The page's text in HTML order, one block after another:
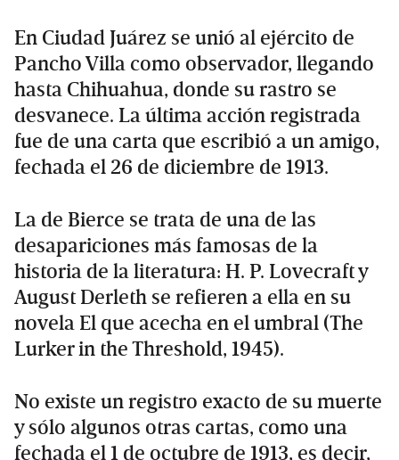
En Ciudad Juárez se unió al ejército de
Pancho Villa como observador, llegando
hasta Chihuahua, donde su rastro se
desvanece. La última acción registrada
fue de una carta que escribió a un amigo,
fechada el 26 de diciembre de 1913.
La de Bierce se trata de una de las
desapariciones más famosas de la
historia de la literatura: H. P. Lovecraft y
August Derleth se refieren a ella en su
novela El que acecha en el umbral (The
Lurker in the Threshold, 1945).
No existe un registro exacto de su muerte
y sólo algunos otras cartas, como una
fechada el 1 de octubre de 1913, es decir,